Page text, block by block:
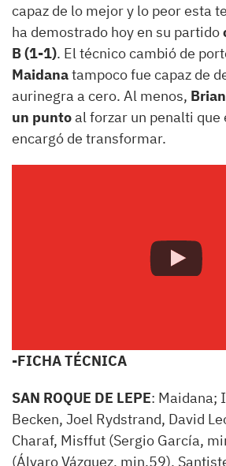
capaz de lo mejor y lo peor esta
ha demostrado hoy en su partido
B (1-1). El técnico cambió de
Maidanatampoco fue capaz de
aurinegra a cero. Al menos,
un puntoal forzar un penalti que
encargó de transformar.
-FICHA TÉCNICA
SAN ROQUE DE LEPE: Maidana;
Becken, Joel Rydstrand, David
Charaf, Misffut (Sergio García,
(Álvaro Vázquez, min.59),